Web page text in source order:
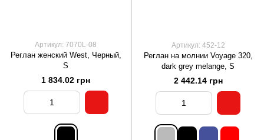
Артикул: 7070L-08
Реглан женский West, Черный,
S
1 834.02 грн
Артикул: 452-12
Реглан на молнии Voyage 320,
dark grey melange, S
2 442.14 грн